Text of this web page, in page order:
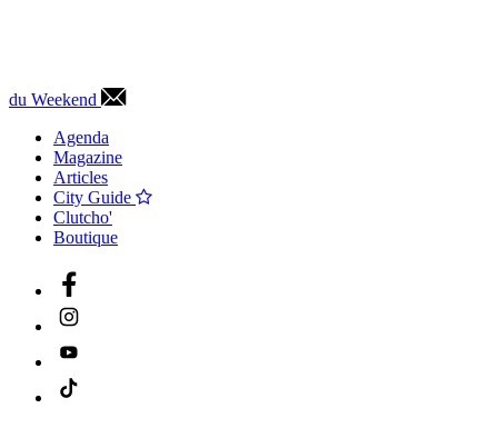
du Weekend
Agenda
Magazine
Articles
City Guide
Clutcho'
Boutique